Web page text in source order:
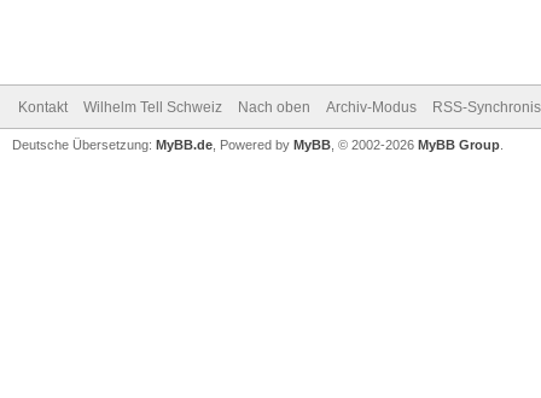
Kontakt Wilhelm Tell Schweiz Nach oben Archiv-Modus RSS-
Deutsche Übersetzung: MyBB.de , Powered by MyBB , © 2002-2026 MyBB Group